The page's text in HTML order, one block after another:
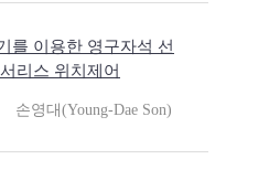
를 이용한 영구자석 선
리스 위치제어
손영대(Young-Dae Son)